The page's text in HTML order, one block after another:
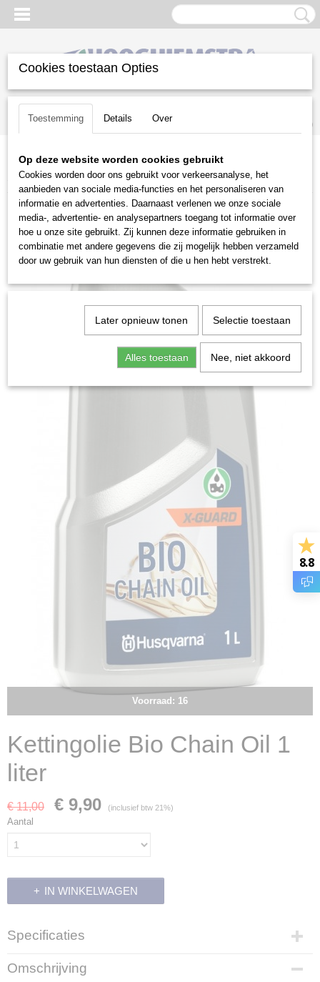
Inloggen Registreren
(0)
Home >Snoeien en Zagen> Kettingzagen | toebehoren
Smeermiddelen>Kettingolie Bio Chain Oil 1 liter
Voorraad: 16
Kettingolie Bio Chain Oil 1
liter
€ 11,00 € 9,90 (inclusief btw 21%)
Aantal
IN WINKELWAGEN
Specificaties
Productcode
16448
Omschrijving
8.8
Cookies toestaan Opties
Toestemming Details Over
Op deze website worden cookies gebruikt
Cookies worden door ons gebruikt voor verkeersanalyse, het
aanbieden van sociale media-functies en het personaliseren van
informatie en advertenties. Daarnaast verlenen we onze sociale
media-, advertentie- en analysepartners toegang tot informatie over
hoe u onze site gebruikt. Zij kunnen deze informatie gebruiken in
combinatie met andere gegevens die zij mogelijk hebben verzameld
door uw gebruik van hun diensten of die u hen hebt verstrekt.
Later opnieuw tonen Selectie toestaan
Alles toestaan Nee, niet akkoord